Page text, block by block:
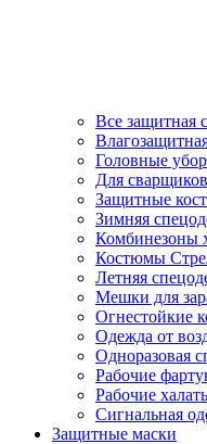
Все защитная
Головные
Для
Защитные
Зимняя
Комбинезоны
Костюмы
Летняя
Мешки для
Огнестойкие
Одежда от
Одноразовая
Рабочие
Рабочие
Сигнальная
Защитные маски